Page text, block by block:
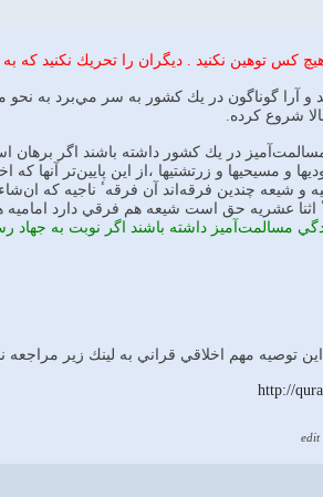
توهين نكنيد . ديگران را تحريك نكنيد كه به
و آرا گوناگون در يك كشور به سر مي‌برد به نحو
شروع كرده.
در يك كشور داشته باشند اگر
و مسيحيها و زرتشتيها ،از اين پايين‌تر آنها
و شيعه چندين فرقه‌اند آن فرقهٴ ناجيه كه
عشريه حق است شيعه هم فرقي دارد اماميه
مسالمت‌آميز داشته باشند اگر نوبت به جهاد
مهم اخلاقي قراني به لينك زير مراجعه
http://